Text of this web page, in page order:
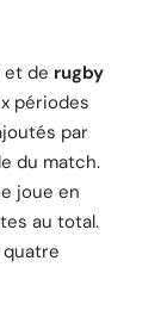
et de rugby
périodes
par
du match.
joue en
au total.
quatre